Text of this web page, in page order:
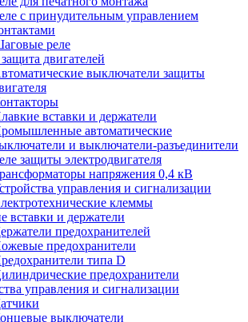
с принудительным управлением
реле
двигателей
выключатели защиты
вставки и держатели
автоматические
и выключатели-разъединители
защиты электродвигателя
напряжения 0,4 кВ
управления и сигнализации
клеммы
вставки и держатели
предохранителей
предохранители
типа D
предохранители
управления и сигнализации
выключатели